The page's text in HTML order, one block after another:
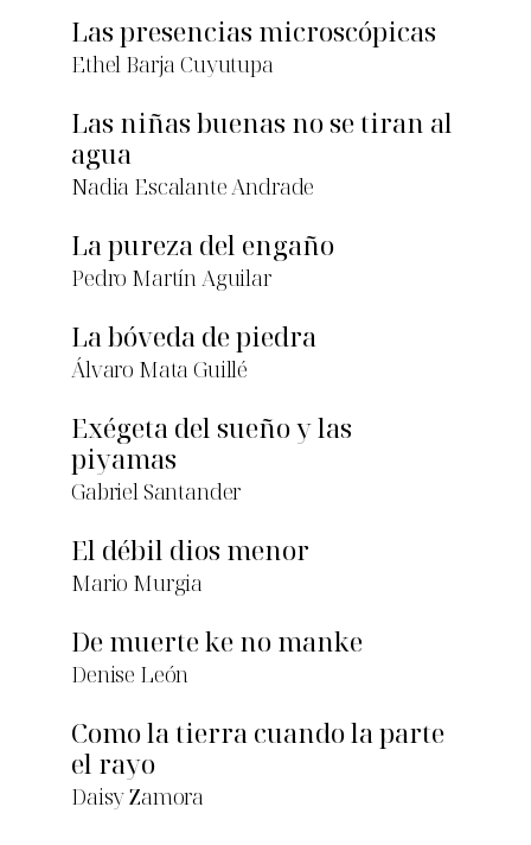
Las presencias microscópicas
Ethel Barja Cuyutupa
Las niñas buenas no se tiran al
agua
Nadia Escalante Andrade
La pureza del engaño
Pedro Martín Aguilar
La bóveda de piedra
Álvaro Mata Guillé
Exégeta del sueño y las
piyamas
Gabriel Santander
El débil dios menor
Mario Murgia
De muerte ke no manke
Denise León
Como la tierra cuando la parte
el rayo
Daisy Zamora